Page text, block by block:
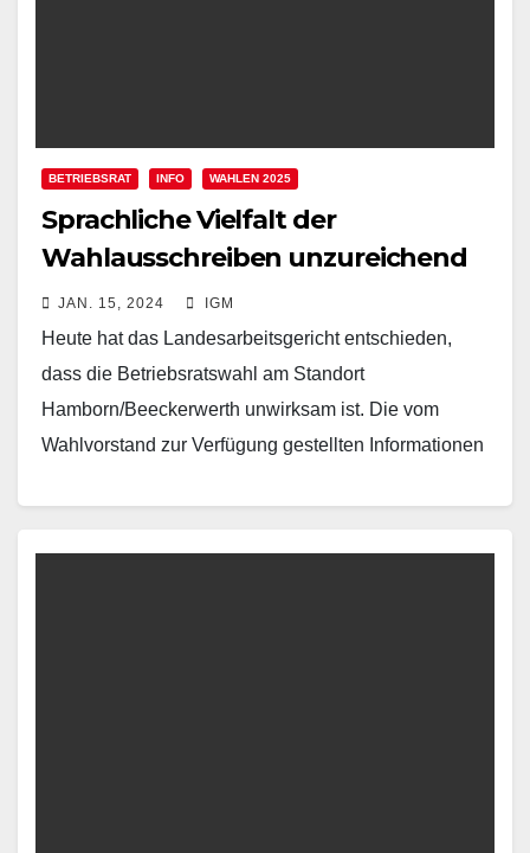
BETRIEBSRAT INFO WAHLEN 2025
Sprachliche Vielfalt der
Wahlausschreiben unzureichend
JAN. 15, 2024 IGM
Heute hat das Landesarbeitsgericht entschieden,
dass die Betriebsratswahl am Standort
Hamborn/Beeckerwerth unwirksam ist. Die vom
Wahlvorstand zur Verfügung gestellten Informationen